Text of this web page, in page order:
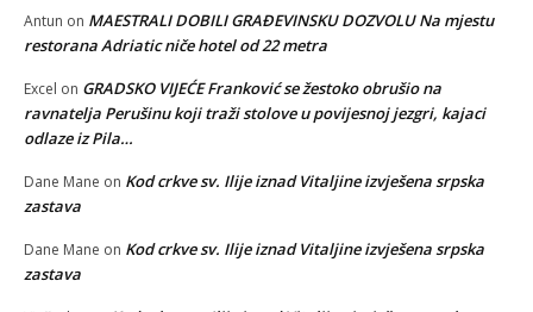
Antun on MAESTRALI DOBILI GRAĐEVINSKU DOZVOLU Na mjestu
restorana Adriatic niče hotel od 22 metra
Excel on GRADSKO VIJEĆE Franković se žestoko obrušio na
ravnatelja Perušinu koji traži stolove u povijesnoj jezgri, kajaci
odlaze iz Pila…
Dane Mane on Kod crkve sv. Ilije iznad Vitaljine izvješena srpska
zastava
Dane Mane on Kod crkve sv. Ilije iznad Vitaljine izvješena srpska
zastava